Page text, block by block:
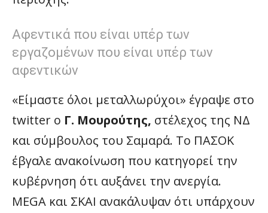
Αφεντικά που είναι υπέρ των
εργαζομένων που είναι υπέρ των
αφεντικών
«Είμαστε όλοι μεταλλωρύχοι» έγραψε στο
twitter ο Γ. Μουρούτης, στέλεχος της ΝΔ
και σύμβουλος του Σαμαρά. Το ΠΑΣΟΚ
έβγαλε ανακοίνωση που κατηγορεί την
κυβέρνηση ότι αυξάνει την ανεργία.
MEGA και ΣΚΑΙ ανακάλυψαν ότι υπάρχουν